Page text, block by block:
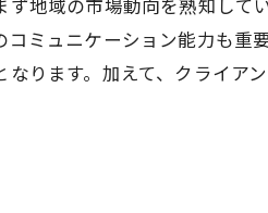
地域の市場動向を熟知し
ミュニケーション能力も重
ります。加えて、クライア